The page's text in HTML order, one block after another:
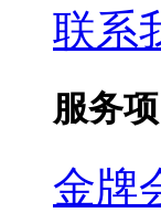
联系
服务项
金牌